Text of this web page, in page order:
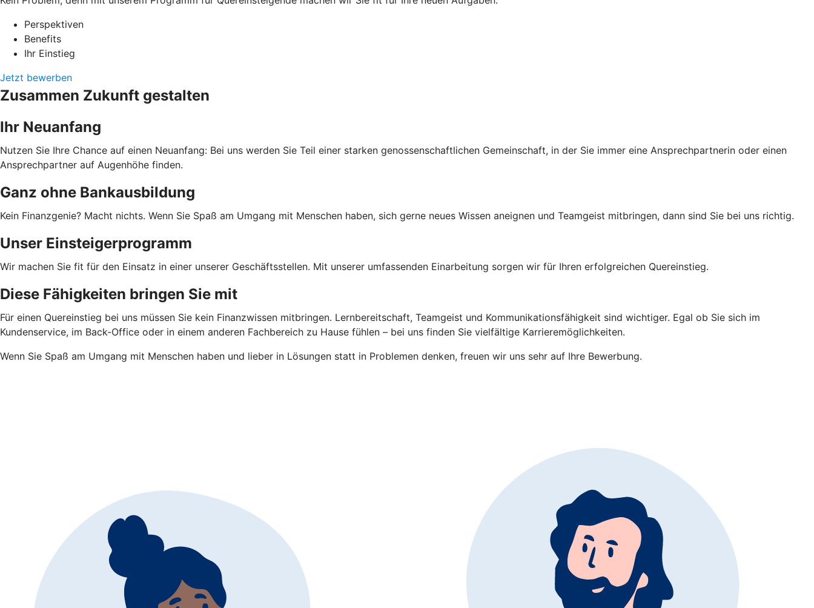
Perspektiven
Benefits
Ihr Einstieg
Jetzt bewerben
Zusammen Zukunft gestalten
Ihr Neuanfang
Nutzen Sie Ihre Chance auf einen Neuanfang: Bei uns werden Sie Teil einer starken genossenschaftlichen Gemeinschaft, in der Sie immer eine Ansprechpartnerin oder einen
Ansprechpartner auf Augenhöhe finden.
Ganz ohne Bankausbildung
Kein Finanzgenie? Macht nichts. Wenn Sie Spaß am Umgang mit Menschen haben, sich gerne neues Wissen aneignen und Teamgeist mitbringen, dann sind Sie bei uns richtig.
Unser Einsteigerprogramm
Wir machen Sie fit für den Einsatz in einer unserer Geschäftsstellen. Mit unserer umfassenden Einarbeitung sorgen wir für Ihren erfolgreichen Quereinstieg.
Diese Fähigkeiten bringen Sie mit
Für einen Quereinstieg bei uns müssen Sie kein Finanzwissen mitbringen. Lernbereitschaft, Teamgeist und Kommunikationsfähigkeit sind wichtiger. Egal ob Sie sich im
Kundenservice, im Back-Office oder in einem anderen Fachbereich zu Hause fühlen – bei uns finden Sie vielfältige Karrieremöglichkeiten.
Wenn Sie Spaß am Umgang mit Menschen haben und lieber in Lösungen statt in Problemen denken, freuen wir uns sehr auf Ihre Bewerbung.